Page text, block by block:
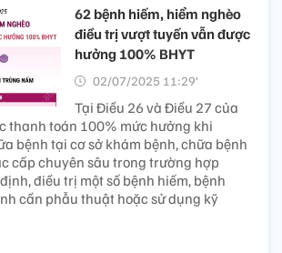
62 bệnh hiếm, hiểm nghèo
điều trị vượt tuyến vẫn được
hưởng 100% BHYT
02/07/2025 11:29’
Tại Điều 26 và Điều 27 của
thanh toán 100% mức hưởng khi
bệnh tại cơ sở khám bệnh, chữa bệnh
cấp chuyên sâu trong trường hợp
điều trị một số bệnh hiếm, bệnh
cần phẫu thuật hoặc sử dụng kỹ